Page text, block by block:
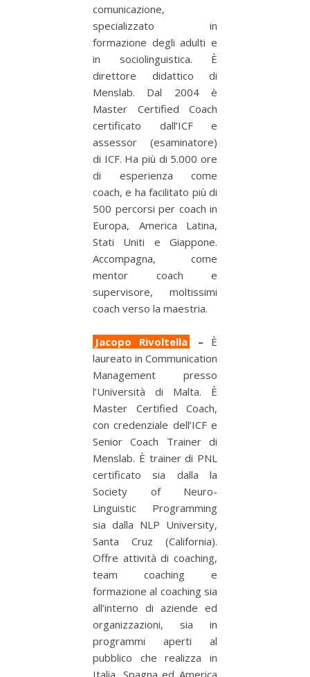
comunicazione,
specializzato in
formazione degli adulti e
in sociolinguistica. È
direttore didattico di
Menslab. Dal 2004 è
Master Certified Coach
certificato dall’ICF e
assessor (esaminatore)
di ICF. Ha più di 5.000 ore
di esperienza come
coach, e ha facilitato più di
500 percorsi per coach in
Europa, America Latina,
Stati Uniti e Giappone.
Accompagna, come
mentor coach e
supervisore, moltissimi
coach verso la maestria.
Jacopo Rivoltella – È
laureato in Communication
Management presso
l’Università di Malta. È
Master Certified Coach,
con credenziale dell’ICF e
Senior Coach Trainer di
Menslab. È trainer di PNL
certificato sia dalla la
Society of Neuro-
Linguistic Programming
sia dalla NLP University,
Santa Cruz (California).
Offre attività di coaching,
team coaching e
formazione al coaching sia
all’interno di aziende ed
organizzazioni, sia in
programmi aperti al
pubblico che realizza in
Italia, Spagna ed America